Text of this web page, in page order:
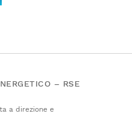
– RSE
a direzione e